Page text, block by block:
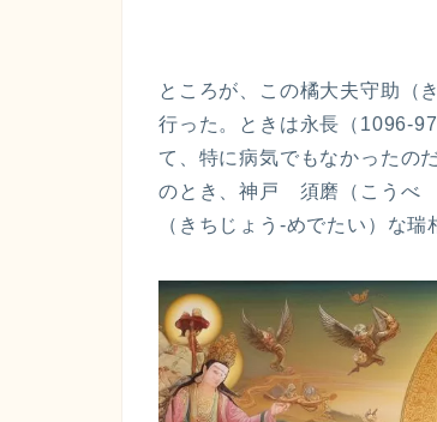
ところが、この橘大夫守助（
行った。ときは永長（1096-
て、特に病気でもなかったの
のとき、神戸 須磨（こうべ
（きちじょう-めでたい）な